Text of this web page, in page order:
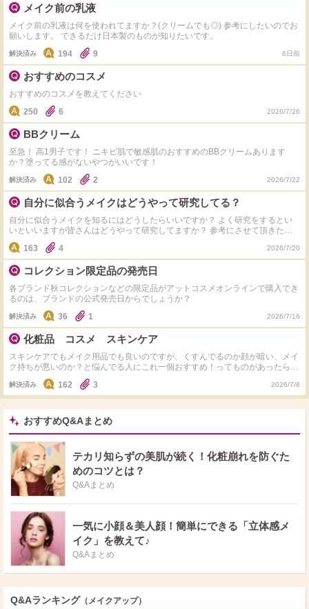
メイク前の乳液
メイク前の乳液は何を使われてますか？(クリームでも◎) 参考にしたいのでお
願いします。 できるだけ日本製のものが知りたいです。
解決済み 194 9 6日前
おすすめのコスメ
おすすめのコスメを教えてください
250
6 2026/7/26
BBクリーム
至急！ 高1男子です！ ニキビ肌で敏感肌のおすすめのBBクリームあります
か？塗ってる感がないやつがいいです！
解決済み 102 2 2026/7/22
自分に似合うメイクはどうやって研究してる？
自分に似合うメイクを知るにはどうしたらいいですか？ よく研究をするとい
いといいますが皆さんはどうやって研究してますか？ 参考にさせて頂きたい
です。
163 4 2026/7/20
コレクション限定品の発売日
各ブランド秋コレクションなどの限定品がアットコスメオンラインで購入でき
るのは、ブランドの公式発売日からでしょうか？
解決済み 36 1 2026/7/16
化粧品 コスメ スキンケア
スキンケアでもメイク用品でも良いのですが、くすんでるのか顔が暗い、メイ
ク持ちが悪いのか？と悩んでる人にこれ一個おすすめ！ってものがあったら教
えていただきたいです。 姉にあげたいのですが、肌は強い方かと思います。
まず洗顔などでターンオーバーを促す系がいいんでしょうか？ おすすめがあ
ったら教えてください！ できればそんな高くないもので毎日でも使いやすい
ものがあったら嬉しいです。
解決済み 162 3 2026/7/8
おすすめQ&Aまとめ
テカリ知らずの美肌が続く！化粧崩れを防ぐた
めのコツとは？
Q&Aまとめ
一気に小顔＆美人顔！簡単にできる「立体感メ
イク」を教えて♪
Q&Aまとめ
Q&Aランキング （メイクアップ）